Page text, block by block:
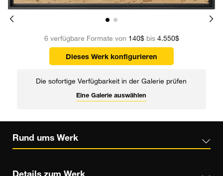
6 verfügbare Formate von 140$bis 4.550$
Dieses Werk konfigurieren
Die sofortige Verfügbarkeit in der Galerie prüfen
Eine Galerie auswählen
Rund ums Werk